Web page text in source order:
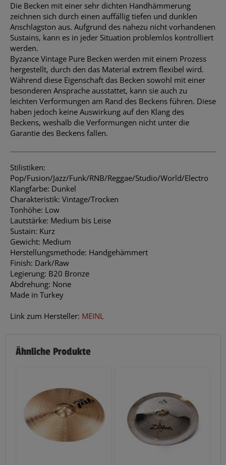
Die Becken mit einer sehr dichten Handhämmerung
zeichnen sich durch einen auffällig tiefen und dunklen
Anschlagston aus. Aufgrund des nahezu nicht vorhandenen
Sustains, kann es in jeder Situation problemlos kontrolliert
werden.
Byzance Vintage Pure Becken werden mit einem Prozess
hergestellt, durch den das Material extrem flexibel wird.
Während diese Eigenschaft das Becken sowohl mit einer
besonderen Ansprache ausstattet, kann sie auch zu
leichten Verformungen am Rand des Beckens führen. Diese
haben jedoch keine Auswirkung auf den Klang des
Beckens, weshalb die Verformungen nicht unter die
Garantie des Beckens fallen.
Stilistiken:
Pop/Fusion/Jazz/Funk/RNB/Reggae/Studio/World/Electro
Klangfarbe: Dunkel
Charakteristik: Vintage/Trocken
Tonhöhe: Low
Lautstärke: Medium bis Leise
Sustain: Kurz
Gewicht: Medium
Herstellungsmethode: Handgehämmert
Finish: Dark/Raw
Legierung: B20 Bronze
Abdrehung: None
Made in Turkey
Link zum Hersteller: MEINL
Ähnliche Produkte